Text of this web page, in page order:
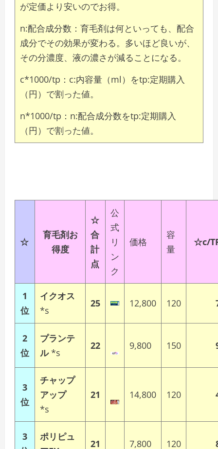
が定価より安いのでお得。
n:配合成分数：育毛剤は何といっても、配合
成分でその効果が変わる。多いほど良いが、
その分濃度、液の濃さが減ることになる。
c*1000/tp：c:内容量（ml）をtp:定期購入
（円）で割った値。
n*1000/tp：n:配合成分数をtp:定期購入
（円）で割った値。
☆
育毛剤お
得度
☆
合
計
点
公
式
リ
ン
ク
価格
容
量
☆c/
1
位
イクオス
*s
25 12,800 120
2
位
プランテ
ル*s
22 9,800 150
3
位
チャップ
アップ
*s
21 14,800 120
3
ポリピュ
21 7,800 120